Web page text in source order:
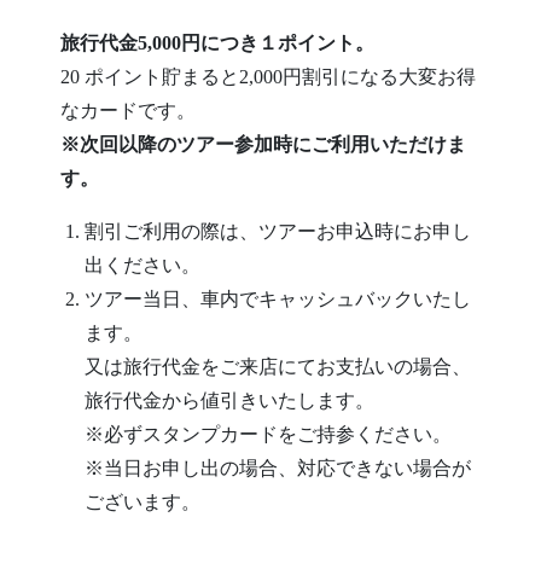
旅行代金5,000円につき１ポイント。
20 ポイント貯まると2,000円割引になる大変お得
なカードです。
※次回以降のツアー参加時にご利用いただけま
す。
割引ご利用の際は、ツアーお申込時にお申し
出ください。
ツアー当日、車内でキャッシュバックいたし
ます。
又は旅行代金をご来店にてお支払いの場合、
旅行代金から値引きいたします。
※必ずスタンプカードをご持参ください。
※当日お申し出の場合、対応できない場合が
ございます。